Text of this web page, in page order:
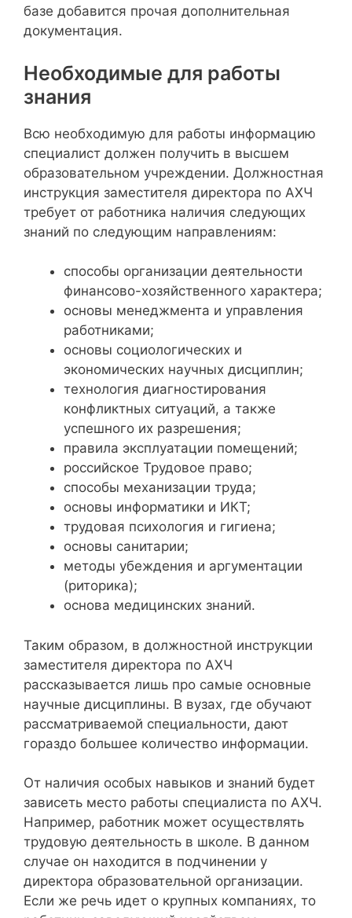
базе добавится прочая дополнительная
документация.
Необходимые для работы
знания
Всю необходимую для работы информацию
специалист должен получить в высшем
образовательном учреждении. Должностная
инструкция заместителя директора по АХЧ
требует от работника наличия следующих
знаний по следующим направлениям:
способы организации деятельности
финансово-хозяйственного характера;
основы менеджмента и управления
работниками;
основы социологических и
экономических научных дисциплин;
технология диагностирования
конфликтных ситуаций, а также
успешного их разрешения;
правила эксплуатации помещений;
российское Трудовое право;
способы механизации труда;
основы информатики и ИКТ;
трудовая психология и гигиена;
основы санитарии;
методы убеждения и аргументации
(риторика);
основа медицинских знаний.
Таким образом, в должностной инструкции
заместителя директора по АХЧ
рассказывается лишь про самые основные
научные дисциплины. В вузах, где обучают
рассматриваемой специальности, дают
гораздо большее количество информации.
От наличия особых навыков и знаний будет
зависеть место работы специалиста по АХЧ.
Например, работник может осуществлять
трудовую деятельность в школе. В данном
случае он находится в подчинении у
директора образовательной организации.
Если же речь идет о крупных компаниях, то